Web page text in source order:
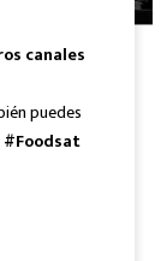
canales
puedes
#Foodsat